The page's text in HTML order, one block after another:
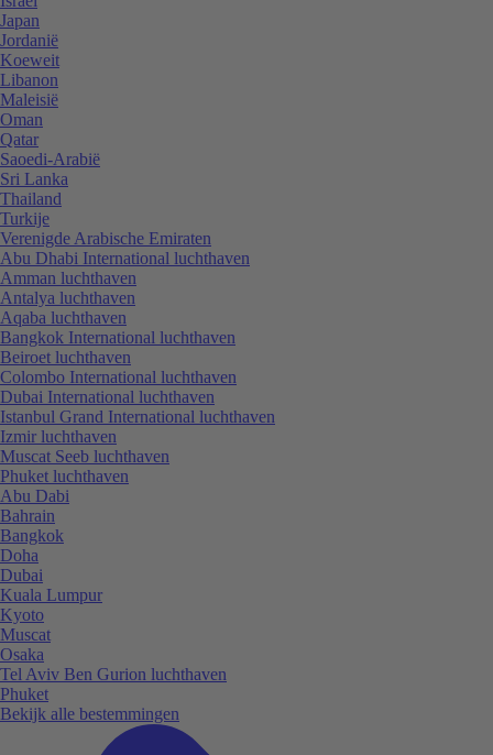
Japan
Jordanië
Koeweit
Libanon
Maleisië
Oman
Qatar
Saoedi-Arabië
Sri Lanka
Thailand
Turkije
Verenigde Arabische Emiraten
Abu Dhabi International luchthaven
Amman luchthaven
Antalya luchthaven
Aqaba luchthaven
Bangkok International luchthaven
Beiroet luchthaven
Colombo International luchthaven
Dubai International luchthaven
Istanbul Grand International luchthaven
Izmir luchthaven
Muscat Seeb luchthaven
Phuket luchthaven
Abu Dabi
Bahrain
Bangkok
Doha
Dubai
Kuala Lumpur
Kyoto
Muscat
Osaka
Tel Aviv Ben Gurion luchthaven
Phuket
Bekijk alle bestemmingen